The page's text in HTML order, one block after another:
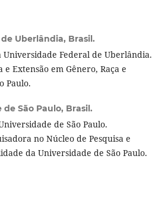
Uberlândia, Brasil.
Universidade Federal de Uberlândia.
Extensão em Gênero, Raça e
Paulo.
de São Paulo, Brasil.
de São Paulo.
no Núcleo de Pesquisa e
da Universidade de São Paulo.